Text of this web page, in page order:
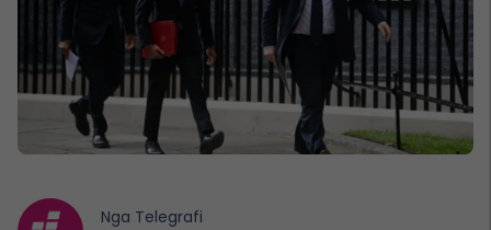
Nga Telegrafi